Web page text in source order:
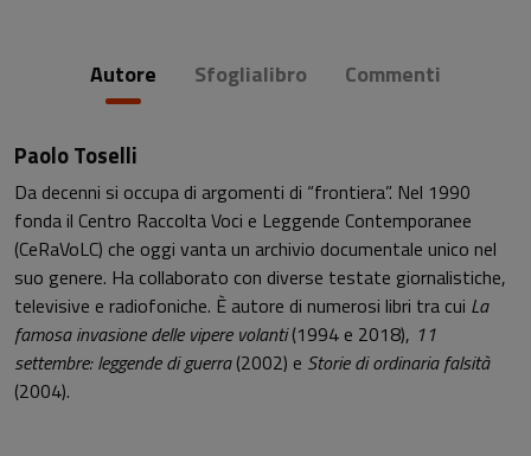
Autore Sfoglialibro Commenti
Paolo Toselli
Da decenni si occupa di argomenti di “frontiera”. Nel 1990
fonda il Centro Raccolta Voci e Leggende Contemporanee
(CeRaVoLC) che oggi vanta un archivio documentale unico nel
suo genere. Ha collaborato con diverse testate giornalistiche,
televisive e radiofoniche. È autore di numerosi libri tra cui La
famosa invasione delle vipere volanti(1994 e 2018), 11
settembre: leggende di guerra(2002) e Storie di ordinaria falsità
(2004).